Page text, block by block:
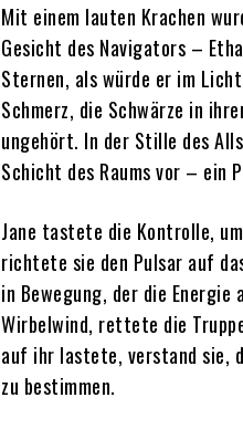
Mit einem lauten Krachen
Gesicht des Navigators –
Sternen, als würde er im
Schmerz, die Schwärze in
ungehört. In der Stille des
Schicht des Raums vor – ein
Jane tastete die Kontrolle,
richtete sie den Pulsar auf
in Bewegung, der die
Wirbelwind, rettete die
auf ihr lastete, verstand sie,
zu bestimmen.